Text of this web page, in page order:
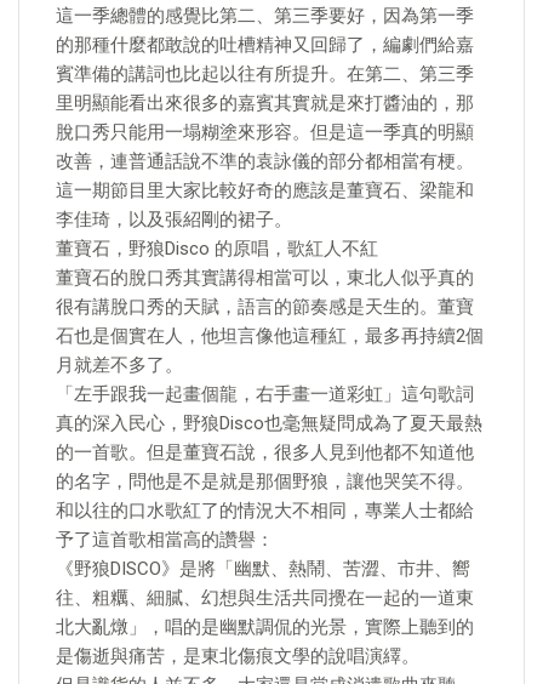
這一季總體的感覺比第二、第三季要好，因為第一季
的那種什麼都敢說的吐槽精神又回歸了，編劇們給嘉
賓準備的講詞也比起以往有所提升。在第二、第三季
里明顯能看出來很多的嘉賓其實就是來打醬油的，那
脫口秀只能用一塌糊塗來形容。但是這一季真的明顯
改善，連普通話說不準的袁詠儀的部分都相當有梗。
這一期節目里大家比較好奇的應該是董寶石、梁龍和
李佳琦，以及張紹剛的裙子。
董寶石，野狼Disco 的原唱，歌紅人不紅
董寶石的脫口秀其實講得相當可以，東北人似乎真的
很有講脫口秀的天賦，語言的節奏感是天生的。董寶
石也是個實在人，他坦言像他這種紅，最多再持續2個
月就差不多了。
「左手跟我一起畫個龍，右手畫一道彩虹」這句歌詞
真的深入民心，野狼Disco也毫無疑問成為了夏天最熱
的一首歌。但是董寶石說，很多人見到他都不知道他
的名字，問他是不是就是那個野狼，讓他哭笑不得。
和以往的口水歌紅了的情況大不相同，專業人士都給
予了這首歌相當高的讚譽：
《野狼DISCO》是將「幽默、熱鬧、苦澀、市井、嚮
往、粗糲、細膩、幻想與生活共同攪在一起的一道東
北大亂燉」，唱的是幽默調侃的光景，實際上聽到的
是傷逝與痛苦，是東北傷痕文學的說唱演繹。